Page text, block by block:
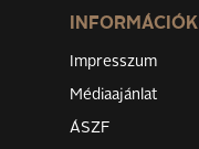
INFORMÁCIÓK
Impresszum
Médiaajánlat
ÁSZF